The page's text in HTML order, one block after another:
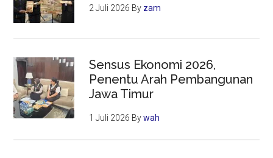
2 Juli 2026 By zam
Sensus Ekonomi 2026,
Penentu Arah Pembangunan
Jawa Timur
1 Juli 2026 Bywah